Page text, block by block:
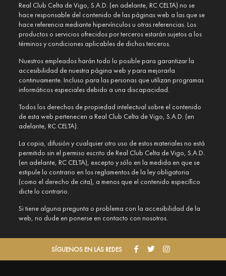
Real Club Celta de Vigo, S.A.D. (en adelante, RC CELTA) no se
hace responsable del contenido de las páginas web a las que se
hace referencia mediante hipervínculos u otras referencias. Los
productos o servicios ofrecidos por terceros estarán sujetos a los
términos y condiciones aplicables de dichos terceros.
Nuestros empleados harán todo lo posible para garantizar la
accesibilidad de nuestra página web y para mejorarla
continuamente. Incluso para las personas que utilizan programas
informáticos especiales debido a una discapacidad.
Todos los derechos de propiedad intelectual sobre el contenido
de esta web pertenecen a Real Club Celta de Vigo, S.A.D. (en
adelante, RC CELTA).
La copia, difusión y cualquier otro uso de estos materiales no está
permitido sin el permiso escrito de Real Club Celta de Vigo, S.A.D.
(en adelante, RC CELTA), excepto y sólo en la medida en que se
estipule lo contrario en los reglamentos de la ley obligatoria
(como el derecho de cita), a menos que el contenido específico
dicte lo contrario.
Si tiene alguna pregunta o problema con la accesibilidad de la
web, no dude en ponerse en contacto con nosotros.
SÍGUENOS EN LAS REDES